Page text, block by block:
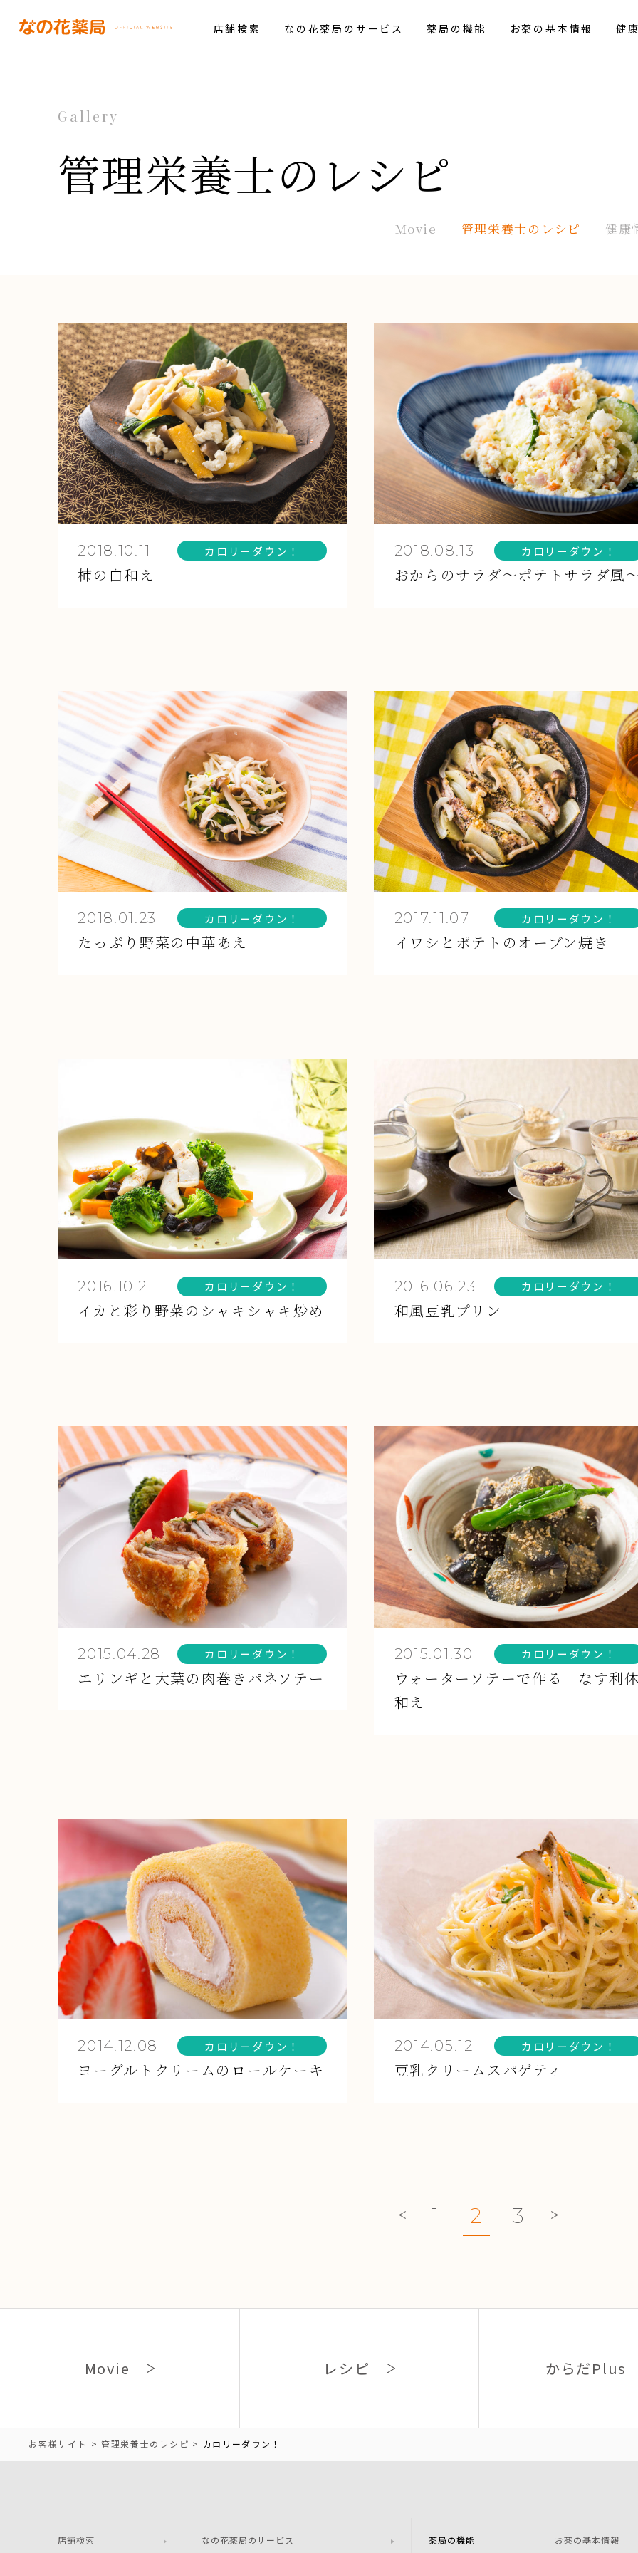
店舗検索 なの花薬局のサービス 薬局の機能 お薬の基本情報 健
Gallery
管理栄養士の レシピ
Movie 管理栄養士の レシピ 健康
2018.10.11 カロリーダウン！
柿の白和え
2018.08.13 カロリーダウン！
おからのサラダ～ポテトサラダ風
2018.01.23 カロリーダウン！
たっぷり野菜の中華あえ
2017.11.07 カロリーダウン！
イワシとポテトのオーブン焼き
2016.10.21 カロリーダウン！
イカと彩り野菜のシャキシャキ炒め
2016.06.23 カロリーダウン！
和風豆乳プリン
2015.04.28 カロリーダウン！
エリンギと大葉の肉巻きパネソテー
2015.01.30 カロリーダウン！
ウォーターソテーで作る なす利
和え
2014.12.08 カロリーダウン！
ヨーグルトクリームのロールケーキ
2014.05.12 カロリーダウン！
豆乳クリームスパゲティ
1 2 3
Movie レシピ からだPlus
お客様サイト 管理栄養士のレシピ カロリーダウン！
店舗検索 なの花薬局のサービス 薬局の機能 お薬の基本情報